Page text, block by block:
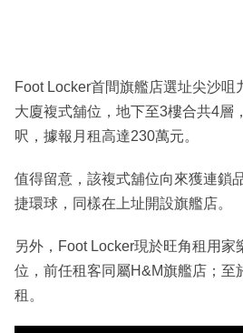
Foot Locker首間旗艦店選址尖沙咀
大廈複式舖位，地下至3樓合共4層
呎，據報月租高達230萬元。
值得留意，該複式舖位向來獲連鎖
捷環球，同樣在上址開設旗艦店。
另外，Foot Locker現於旺角租用家
位，前任租客同屬H&M旗艦店；至
租。